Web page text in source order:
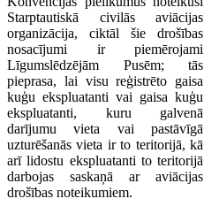
Starptautiskā civilās aviācijas
organizācija, ciktāl šie drošības
nosacījumi ir piemērojami
Līgumslēdzējām Pusēm; tās
pieprasa, lai visu reģistrēto gaisa
kuģu ekspluatanti vai gaisa kuģu
ekspluatanti, kuru galvenā
darījumu vieta vai pastāvīgā
uzturēšanās vieta ir to teritorijā, kā
arī lidostu ekspluatanti to teritorijā
darbojas saskaņā ar aviācijas
drošības noteikumiem.